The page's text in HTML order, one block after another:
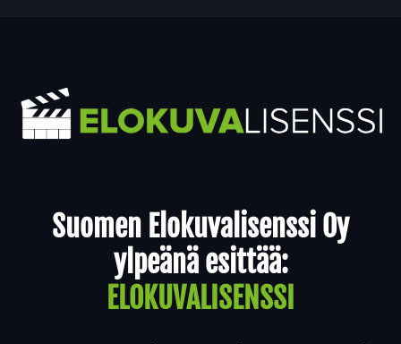
Suomen Elokuvalisenssi Oy
ylpeänä esittää:
ELOKUVALISENSSI